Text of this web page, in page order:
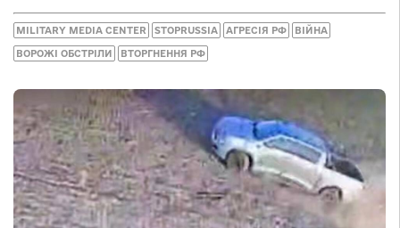
MILITARY MEDIA CENTER STOPRUSSIA АГРЕСІЯ РФ ВІЙНА
ВОРОЖІ ОБСТРІЛИ ВТОРГНЕННЯ РФ